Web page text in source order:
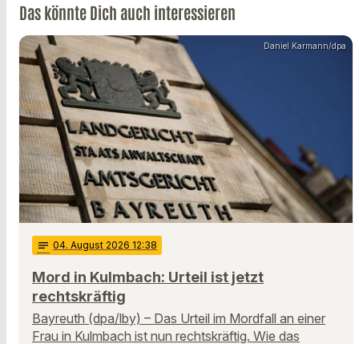
Das könnte Dich auch interessieren
Daniel Karmann/dpa
notes 04. August 2026 12:38
Mord in Kulmbach: Urteil ist jetzt
rechtskräftig
Bayreuth (dpa/lby) – Das Urteil im Mordfall an einer
Frau in Kulmbach ist nun rechtskräftig. Wie das